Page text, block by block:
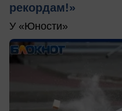
рекордам!»
У «Юности»